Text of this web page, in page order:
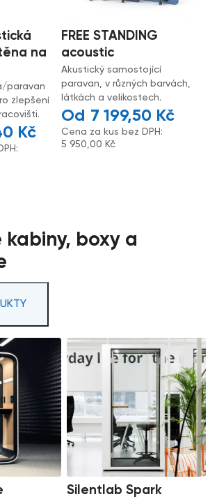
na
paravan
zlepšení
Kč
FREE STANDING
acoustic
Akustický samostojící
paravan, v různých barvách,
látkách a velikostech.
7 199,50 Kč
Cena za kus bez DPH:
5 950,00 Kč
kabiny, boxy a
Silentlab Spark